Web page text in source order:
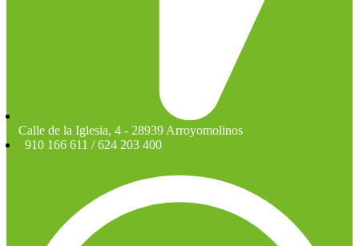
Calle de la Iglesia, 4 - 28939 Arroyomolinos
910 166 611 / 624 203 400